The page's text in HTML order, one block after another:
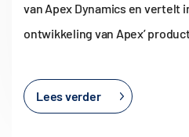
van Apex Dynamics en vertelt
ontwikkeling van Apex’
Lees verder